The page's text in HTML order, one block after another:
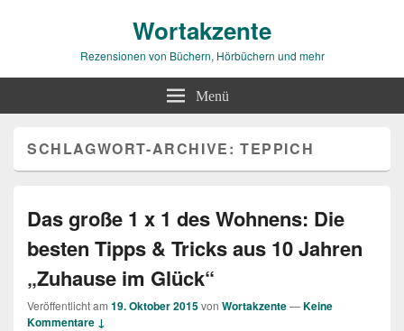
Wortakzente
Rezensionen von Büchern, Hörbüchern und mehr
Menü
SCHLAGWORT-ARCHIVE:TEPPICH
Das große 1 x 1 des Wohnens: Die
besten Tipps & Tricks aus 10 Jahren
„Zuhause im Glück“
Veröffentlicht am 19. Oktober 2015von Wortakzente—Keine
Kommentare ↓